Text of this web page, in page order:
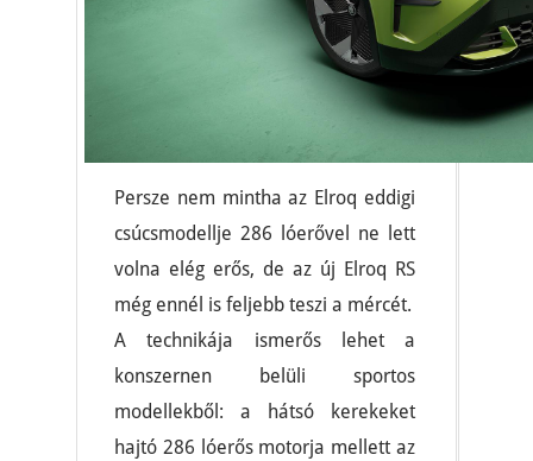
Persze nem mintha az Elroq eddigi
csúcsmodellje 286 lóerővel ne lett
volna elég erős, de az új Elroq RS
még ennél is feljebb teszi a mércét.
A technikája ismerős lehet a
konszernen belüli sportos
modellekből: a hátsó kerekeket
hajtó 286 lóerős motorja mellett az